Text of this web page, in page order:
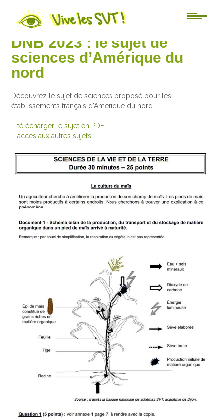
Au jour le jour
DNB 2023 : le sujet de
sciences d’Amérique du
nord
Découvrez le sujet de sciences proposé pour les
établissements français d’Amérique du nord
– télécharger le sujet en PDF
– accès aux autres sujets